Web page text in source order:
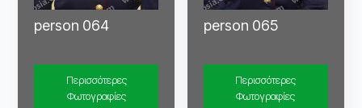
person 064
Περισσότερες
Φωτογραφίες
person 065
Περισσότερες
Φωτογραφίες